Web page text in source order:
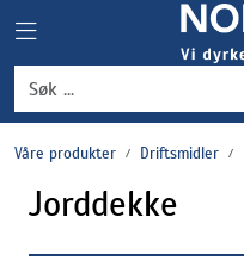
Toggle navigation
Våre produkter Driftsmidler
Jorddekke
Grønnsaker
Settepotet og setteløk